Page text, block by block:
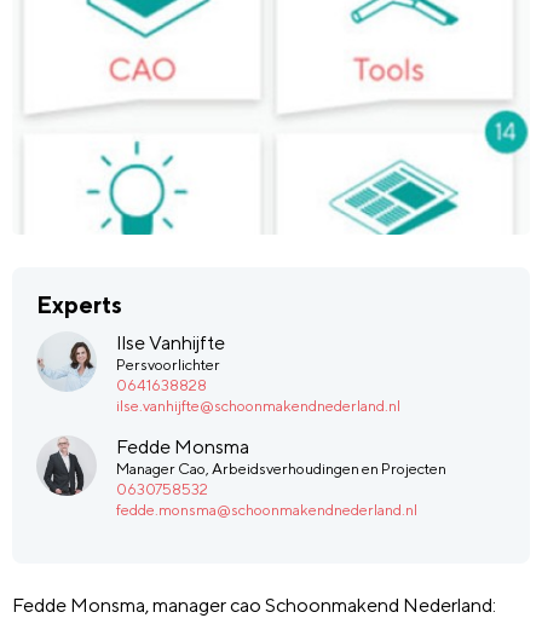
Experts
Ilse Vanhijfte
Persvoorlichter
0641638828
ilse.vanhijfte@schoonmakendnederland.nl
Fedde Monsma
Manager Cao, Arbeidsverhoudingen en Projecten
0630758532
fedde.monsma@schoonmakendnederland.nl
Fedde Monsma, manager cao Schoonmakend Nederland: